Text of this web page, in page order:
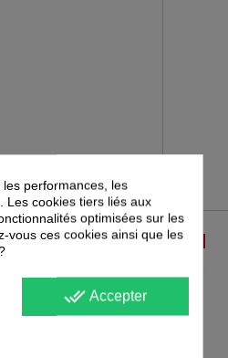
PROMOTION
-30
performances, les
Les cookies tiers liés aux
optimisées sur les
vous ces cookies ainsi que les
done_all Accepter